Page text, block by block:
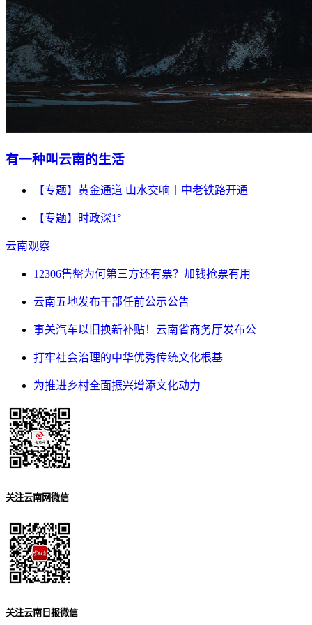
有一种叫云南的生活
【专题】黄金通道 山水交响丨中老铁路开通
【专题】时政深1°
云南观察
12306售罄为何第三方还有票？加钱抢票有用
云南五地发布干部任前公示公告
事关汽车以旧换新补贴！云南省商务厅发布公
打牢社会治理的中华优秀传统文化根基
为推进乡村全面振兴增添文化动力
关注云南网微信
关注云南日报微信